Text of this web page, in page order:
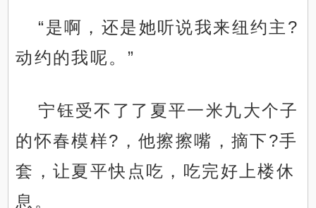
“是啊，还是她听说我来纽约主?
动约的我呢。”
宁钰受不了了夏平一米九大个子
的怀春模样?，他擦擦嘴，摘下?手
套，让夏平快点吃，吃完好上楼休
息。